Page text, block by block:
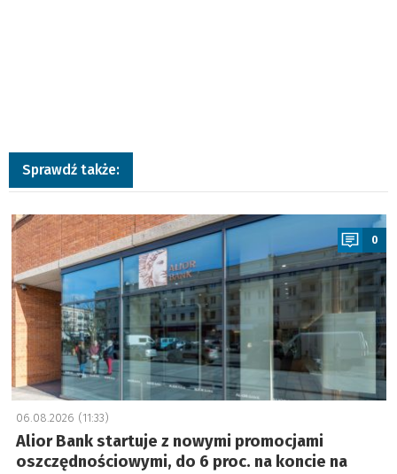
Sprawdź także:
a
0
06.08.2026 (11:33)
Alior Bank startuje z nowymi promocjami
oszczędnościowymi, do 6 proc. na koncie na